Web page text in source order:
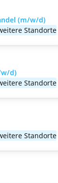
(m/w/d)
Standorte
d)
Standorte
Standorte